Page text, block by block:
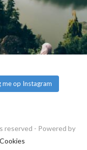
me op Instagram
reserved - Powered by